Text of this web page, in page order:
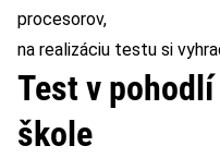
procesorov,
na realizáciu testu si
Test v
škole